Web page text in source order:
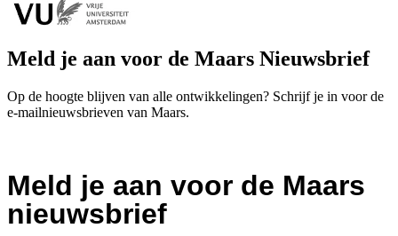
Meld je aan voor de Maars Nieuwsbrief
Op de hoogte blijven van alle ontwikkelingen? Schrijf je in voor de
e-mailnieuwsbrieven van Maars.